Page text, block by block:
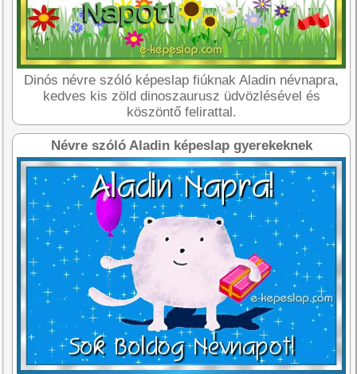
Dinós névre szóló képeslap fiúknak Aladin névnapra,
kedves kis zöld dinoszaurusz üdvözlésével és
köszöntő felirattal.
Névre szóló Aladin képeslap gyerekeknek